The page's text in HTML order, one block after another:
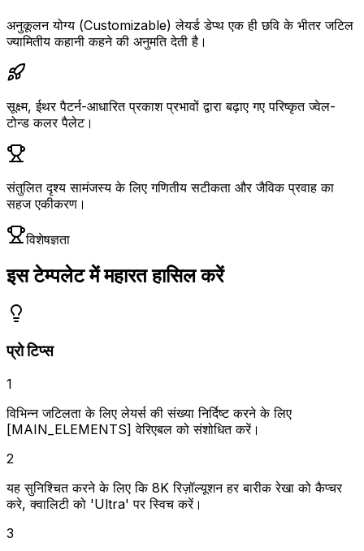
अनुकूलन योग्य (Customizable) लेयर्ड डेप्थ एक ही छवि के भीतर जटिल
ज्यामितीय कहानी कहने की अनुमति देती है।
सूक्ष्म, ईथर पैटर्न-आधारित प्रकाश प्रभावों द्वारा बढ़ाए गए परिष्कृत ज्वेल-
टोन्ड कलर पैलेट।
संतुलित दृश्य सामंजस्य के लिए गणितीय सटीकता और जैविक प्रवाह का
सहज एकीकरण।
विशेषज्ञता
इस टेम्पलेट में महारत हासिल करें
प्रो टिप्स
1
विभिन्न जटिलता के लिए लेयर्स की संख्या निर्दिष्ट करने के लिए
[MAIN_ELEMENTS] वेरिएबल को संशोधित करें।
2
यह सुनिश्चित करने के लिए कि 8K रिज़ॉल्यूशन हर बारीक रेखा को कैप्चर
करे, क्वालिटी को 'Ultra' पर स्विच करें।
3